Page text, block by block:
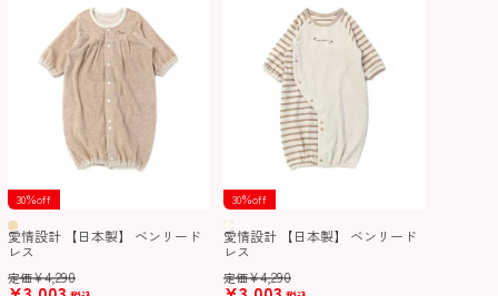
30％off
愛情設計 【日本製】 ベンリード
レス
定価¥4,290
30％off
愛情設計 【日本製】 ベンリード
レス
定価¥4,290